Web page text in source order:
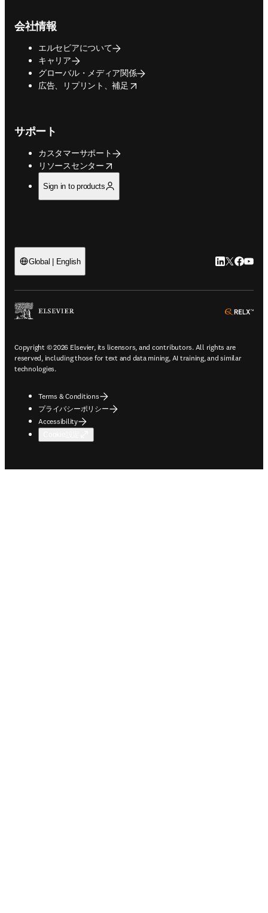
会社情報
エルセビアについて
キャリア
グローバル・メディア関係
広告、リプリント、補足
opens in new tab/window
サポート
カスタマーサポート
リソースセンター
opens in new tab/window
Sign in to products
Global | English LinkedIn 新
Twitter 新
Copyright © 2026 Elsevier, its licensors, and contributors. All rights are
reserved, including those for text and data mining, AI training, and similar
technologies.
Terms & Conditions
プライバシーポリシー
Accessibility